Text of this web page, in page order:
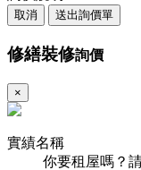
取消 送出詢價單
修繕裝修詢價
×
實績名稱
你要租屋嗎？